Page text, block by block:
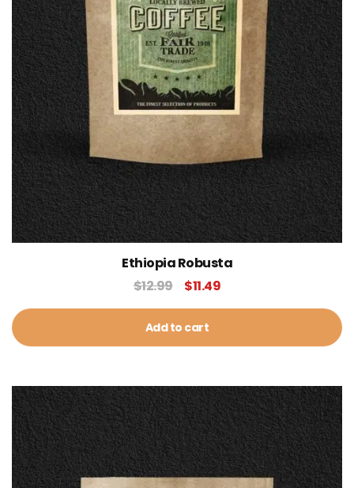
Ethiopia Robusta
$12.99 $11.49
Add to cart